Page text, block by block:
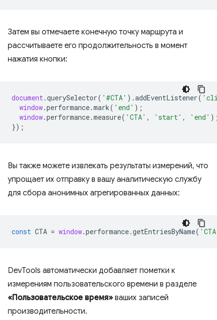
Затем вы отмечаете конечную точку маршрута и
рассчитываете его продолжительность в момент
нажатия кнопки:
document.querySelector( '#CTA' ).addEventListener(
window.performance.mark( 'end' );
window.performance.measure( 'CTA' , 'start' , 'end'
});
Вы также можете извлекать результаты измерений, что
упрощает их отправку в вашу аналитическую службу
для сбора анонимных агрегированных данных:
const CTA = window.performance.getEntriesByName(
DevTools автоматически добавляет пометки к
измерениям пользовательского времени в разделе
«Пользовательское время» ваших записей
производительности.